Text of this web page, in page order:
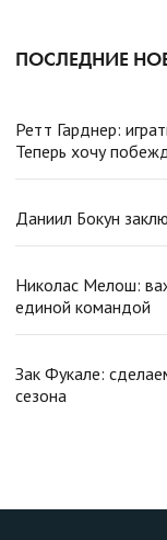
ПОСЛЕДНИЕ
Ретт Гарднер:
Теперь хочу
Даниил Бокун
Николас Мелош:
единой командой
Зак Фукале:
сезона